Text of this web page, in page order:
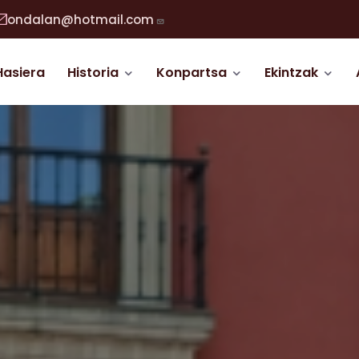
ondalan@hotmail.com
Historia Konpartsa Ekintzak